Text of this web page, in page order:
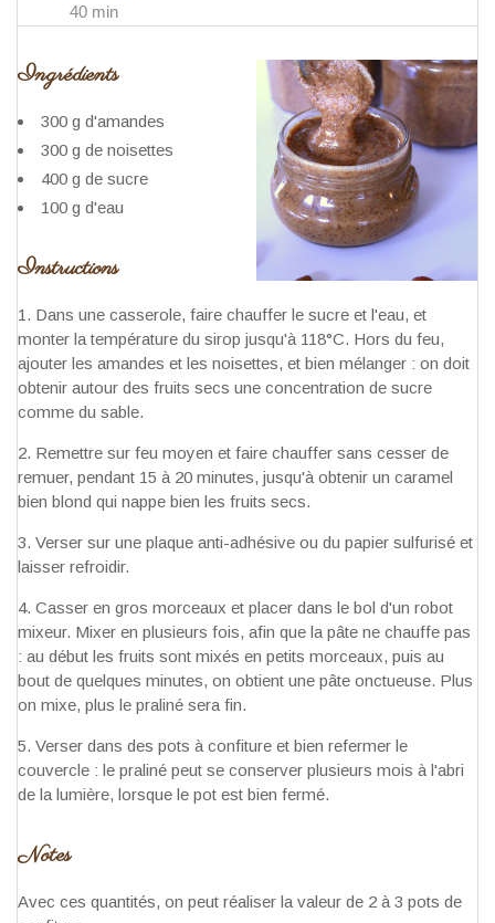
40 min
Ingrédients
300 g d'amandes
300 g de noisettes
400 g de sucre
100 g d'eau
Instructions
Dans une casserole, faire chauffer le sucre et l'eau, et
monter la température du sirop jusqu'à 118°C. Hors du feu,
ajouter les amandes et les noisettes, et bien mélanger : on doit
obtenir autour des fruits secs une concentration de sucre
comme du sable.
Remettre sur feu moyen et faire chauffer sans cesser de
remuer, pendant 15 à 20 minutes, jusqu'à obtenir un caramel
bien blond qui nappe bien les fruits secs.
Verser sur une plaque anti-adhésive ou du papier sulfurisé et
laisser refroidir.
Casser en gros morceaux et placer dans le bol d'un robot
mixeur. Mixer en plusieurs fois, afin que la pâte ne chauffe pas
: au début les fruits sont mixés en petits morceaux, puis au
bout de quelques minutes, on obtient une pâte onctueuse. Plus
on mixe, plus le praliné sera fin.
Verser dans des pots à confiture et bien refermer le
couvercle : le praliné peut se conserver plusieurs mois à l'abri
de la lumière, lorsque le pot est bien fermé.
Notes
Avec ces quantités, on peut réaliser la valeur de 2 à 3 pots de